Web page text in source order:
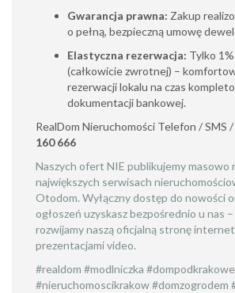
Gwarancja prawna: Zakup
o pełną, bezpieczną umowę
Elastyczna rezerwacja: Tylko
(całkowicie zwrotnej) –
rezerwacji lokalu na czas
dokumentacji bankowej.
RealDom Nieruchomości Telefon / SMS
160 666
Naszych ofert NIE publikujemy masowo
największych serwisach
Otodom. Wyłączny dostęp do nowości
ogłoszeń uzyskasz bezpośrednio u nas
rozwijamy naszą oficjalną stronę
prezentacjami video.
#realdom #modlniczka
#nieruchomoscikrakow #domzogrodem